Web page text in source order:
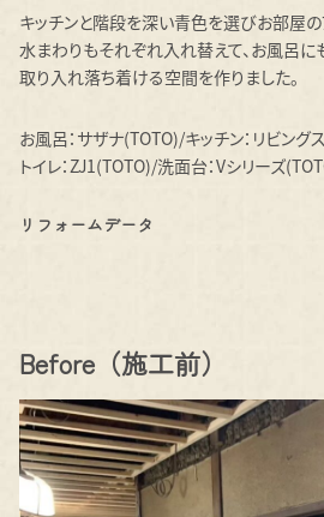
キッチンと階段を深い青色を選びお部屋の
水まわりもそれぞれ入れ替えて、お風呂に
取り入れ落ち着ける空間を作りました。
お風呂：サザナ(TOTO)/キッチン：リビン
トイレ：ZJ1(TOTO)/洗面台：Vシリーズ
リフォームデータ
Before（施工前）